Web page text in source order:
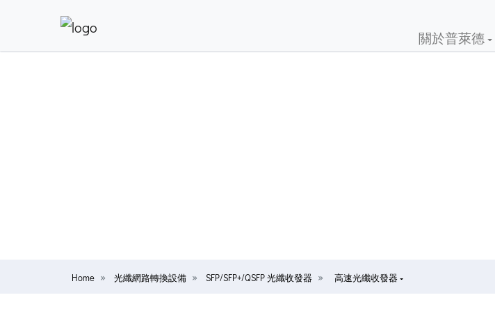
關於普萊德
Home 光纖網路轉換設備 SFP/SFP+/QSFP 光纖收發器 高速光纖收發器